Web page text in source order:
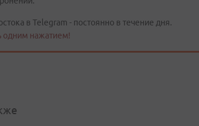
в Telegram - постоянно в течение дня.
одним нажатием!